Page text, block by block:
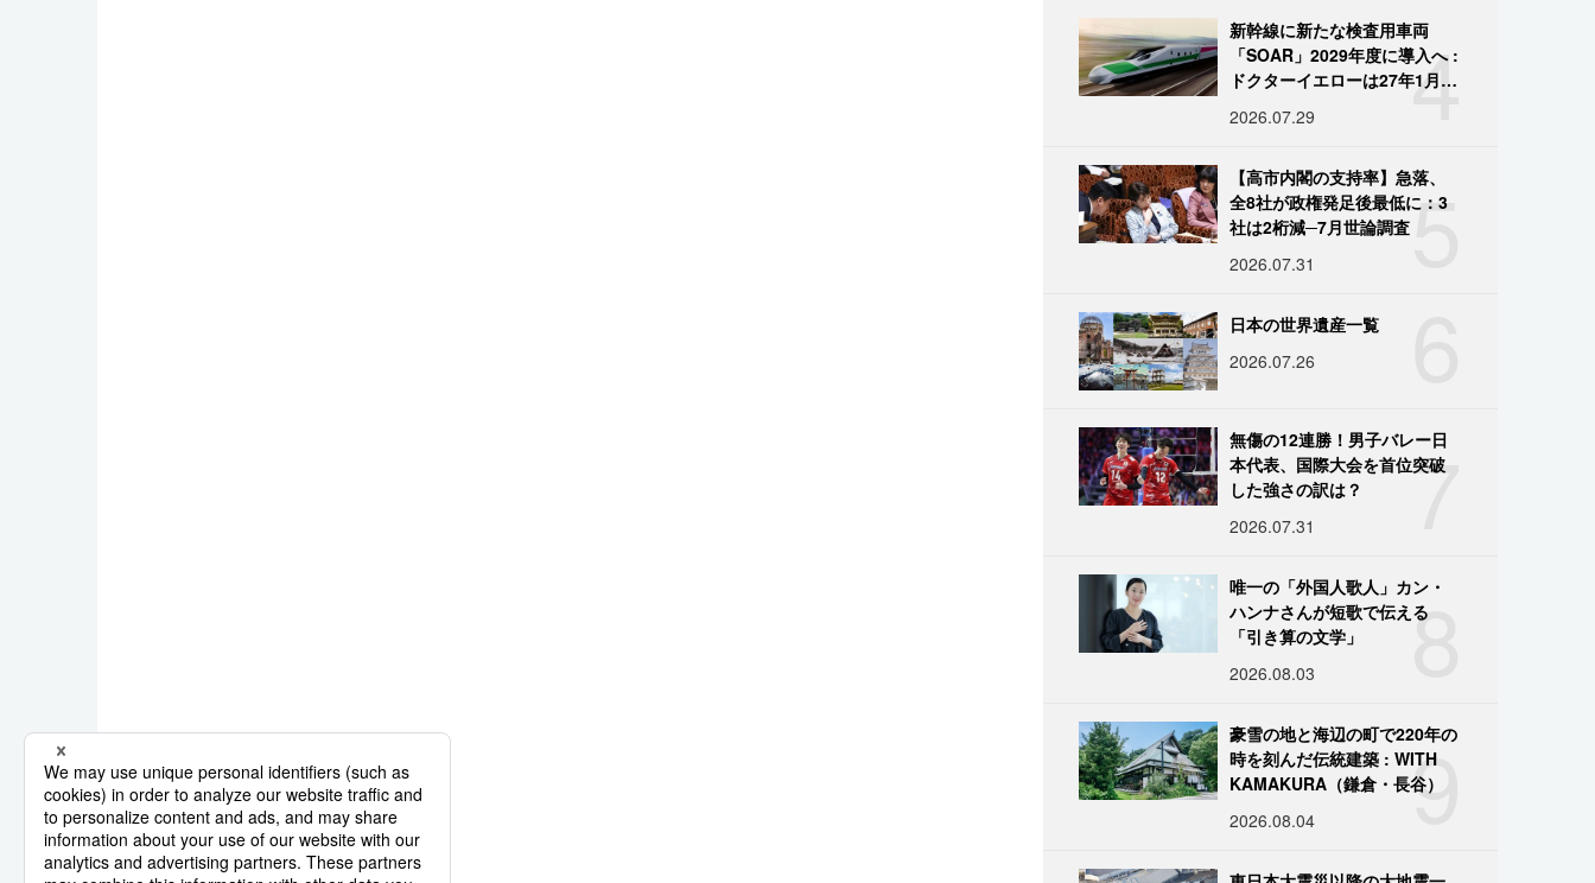
4
新幹線に新たな検査用車両
「SOAR」2029年度に導入へ :
ドクターイエローは27年1月に
2026.07.29
5
【高市内閣の支持率】急落、
全8社が政権発足後最低に：3
社は2桁減─7月世論調査
2026.07.31
日本の世界遺産一覧
2026.07.26
7
無傷の12連勝！男子バレー日
本代表、国際大会を首位突破
した強さの訳は？
2026.07.31
8
唯一の「外国人歌人」カン・
ハンナさんが短歌で伝える
「引き算の文学」
2026.08.03
9
豪雪の地と海辺の町で220年の
時を刻んだ伝統建築 : WITH
KAMAKURA（鎌倉・長谷）
2026.08.04